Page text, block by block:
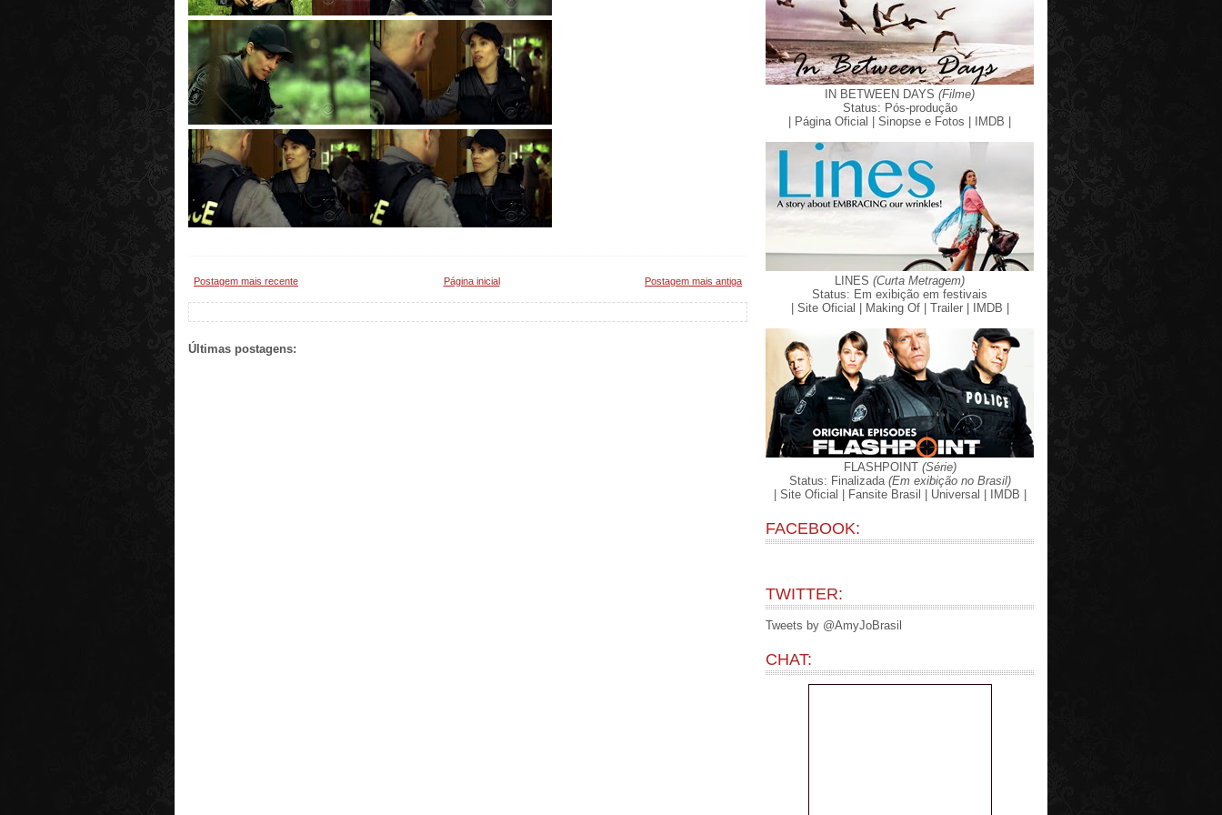
Postagem mais recente Postagem mais antiga
Página inicial
Últimas postagens:
IN BETWEEN DAYS (Filme)
Status: Pós-produção
| Página Oficial |
Sinopse e Fotos | IMDB |
LINES (Curta Metragem)
Status: Em exibição em festivais
| Site Oficial |
Making Of | Trailer | IMDB |
FLASHPOINT (Série)
Status: Finalizada (Em exibição no Brasil)
| Site Oficial |
Fansite Brasil | Universal | IMDB |
FACEBOOK:
TWITTER:
Tweets by @AmyJoBrasil
CHAT: